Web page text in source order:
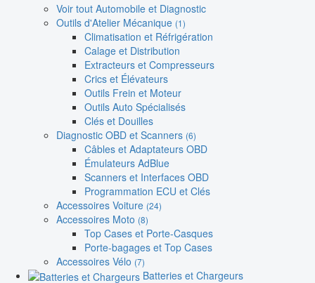
Voir tout Automobile et Diagnostic
Outils d'Atelier Mécanique (1)
Climatisation et Réfrigération
Calage et Distribution
Extracteurs et Compresseurs
Crics et Élévateurs
Outils Frein et Moteur
Outils Auto Spécialisés
Clés et Douilles
Diagnostic OBD et Scanners (6)
Câbles et Adaptateurs OBD
Émulateurs AdBlue
Scanners et Interfaces OBD
Programmation ECU et Clés
Accessoires Voiture (24)
Accessoires Moto (8)
Top Cases et Porte-Casques
Porte-bagages et Top Cases
Accessoires Vélo (7)
Batteries et Chargeurs